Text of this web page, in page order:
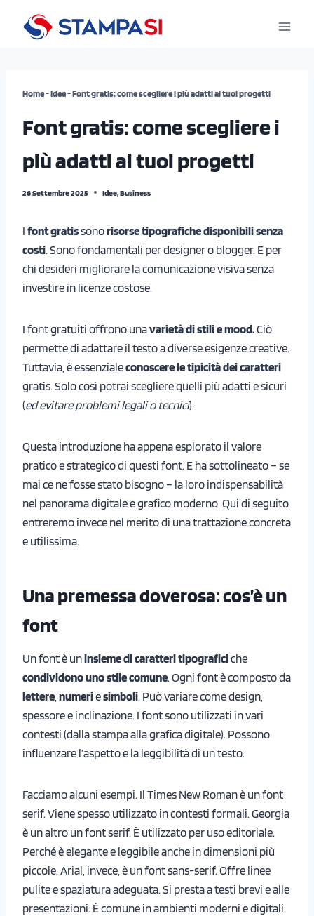
Home-Idee-Font gratis: come scegliere i più adatti ai tuoi progetti
Font gratis: come scegliere i
più adatti ai tuoi progetti
26 Settembre 2025 Idee,Business
I font gratissonorisorse tipografiche disponibili senza
costi. Sono fondamentali per designer o blogger. E per
chi desideri migliorare la comunicazione visiva senza
investire in licenze costose.
I font gratuiti offrono unavarietà di stili e mood.Ciò
permette di adattare il testo a diverse esigenze creative.
Tuttavia, è essenzialeconoscere le tipicità dei caratteri
gratis. Solo così potrai scegliere quelli più adatti e sicuri
(ed evitare problemi legali o tecnici).
Questa introduzione ha appena esplorato il valore
pratico e strategico di questi font. E ha sottolineato – se
mai ce ne fosse stato bisogno – la loro indispensabilità
nel panorama digitale e grafico moderno. Qui di seguito
entreremo invece nel merito di una trattazione concreta
e utilissima.
Una premessa doverosa: cos’è un
font
Un font è uninsieme di caratteri tipograficiche
condividono uno stile comune. Ogni font è composto da
lettere numeriesimboli. Può variare come design,
spessore e inclinazione. I font sono utilizzati in vari
contesti (dalla stampa alla grafica digitale). Possono
influenzare l’aspetto e la leggibilità di un testo.
Facciamo alcuni esempi. Il Times New Roman è un font
serif. Viene spesso utilizzato in contesti formali. Georgia
è un altro un font serif. È utilizzato per uso editoriale.
Perché è elegante e leggibile anche in dimensioni più
piccole. Arial, invece, è un font sans-serif. Offre linee
pulite e spaziatura adeguata. Si presta a testi brevi e alle
presentazioni. È comune in ambienti moderni e digitali.